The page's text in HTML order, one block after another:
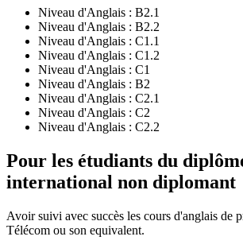
Niveau d'Anglais : B2.1
Niveau d'Anglais : B2.2
Niveau d'Anglais : C1.1
Niveau d'Anglais : C1.2
Niveau d'Anglais : C1
Niveau d'Anglais : B2
Niveau d'Anglais : C2.1
Niveau d'Anglais : C2
Niveau d'Anglais : C2.2
Pour les étudiants du
international non diplomant
Avoir suivi avec succès les cours d'anglais de
Télécom ou son equivalent.